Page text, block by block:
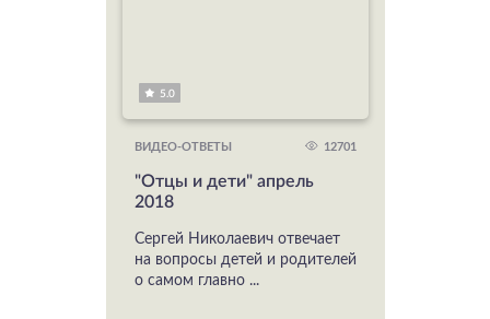
5.0
ВИДЕО-ОТВЕТЫ 12701
"Отцы и дети" апрель
2018
Сергей Николаевич отвечает
на вопросы детей и родителей
о самом главно ...